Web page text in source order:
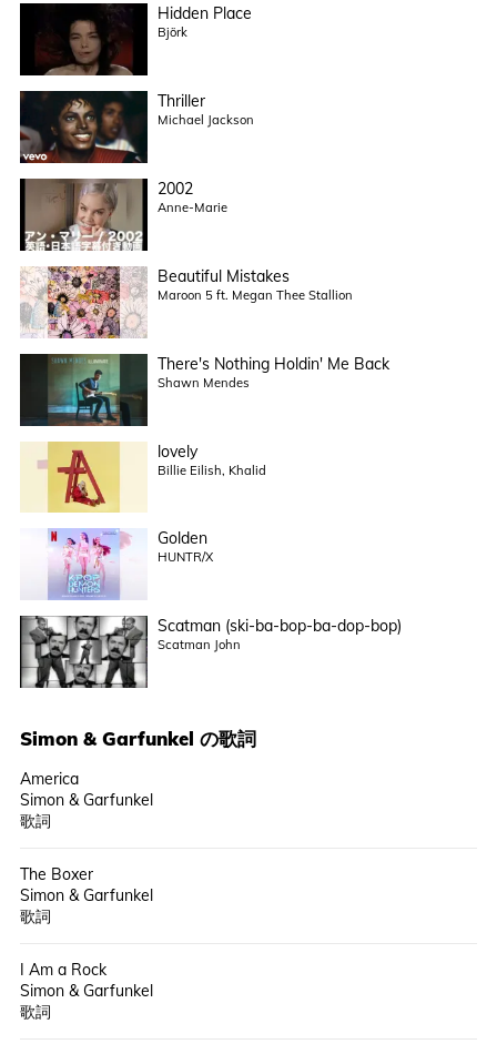
Hidden Place
Björk
Thriller
Michael Jackson
2002
Anne-Marie
Beautiful Mistakes
Maroon 5 ft. Megan Thee Stallion
There's Nothing Holdin' Me Back
Shawn Mendes
lovely
Billie Eilish, Khalid
Golden
HUNTR/X
Scatman (ski-ba-bop-ba-dop-bop)
Scatman John
Simon & Garfunkel の歌詞
America
Simon & Garfunkel
歌詞
The Boxer
Simon & Garfunkel
歌詞
I Am a Rock
Simon & Garfunkel
歌詞